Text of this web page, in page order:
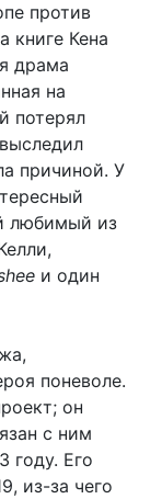
против
книге Кена
драма
на
потерял
причиной. У
любимый из
и один
поневоле.
он
с ним
году. Его
из-за чего